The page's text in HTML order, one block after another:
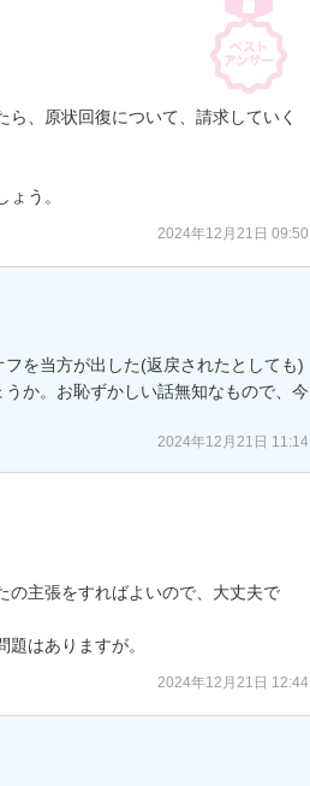
、原状回復について、請求していく
う。
2024年12月21日 09:50
を当方が出した(返戻されたとしても)
か。お恥ずかしい話無知なもので、今
2024年12月21日 11:14
の主張をすればよいので、大丈夫で
はありますが。
2024年12月21日 12:44